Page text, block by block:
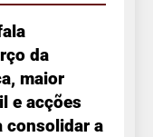
da
maior
e acções
consolidar a